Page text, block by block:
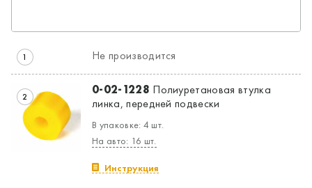
Да, верно Нет, выбрать другой
1 Не производится
2 0-02-1228 Полиуретановая втулка
линка, передней подвески
В упаковке: 4 шт.
На авто: 16 шт.
Инструкция